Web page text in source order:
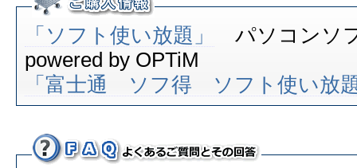
「ソフト使い放題」
パソコンソ
powered by OPTiM
「富士通 ソフ得 ソフト使い放